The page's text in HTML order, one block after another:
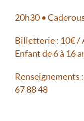
20h30 •
Billetterie : 10€ /
Enfant de 6 à 16
Renseignements :
67 88 48